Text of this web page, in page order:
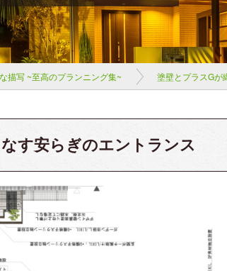
描写 ~至高のプランニング集~ 塗壁とプラスGが
す安らぎのエントランス